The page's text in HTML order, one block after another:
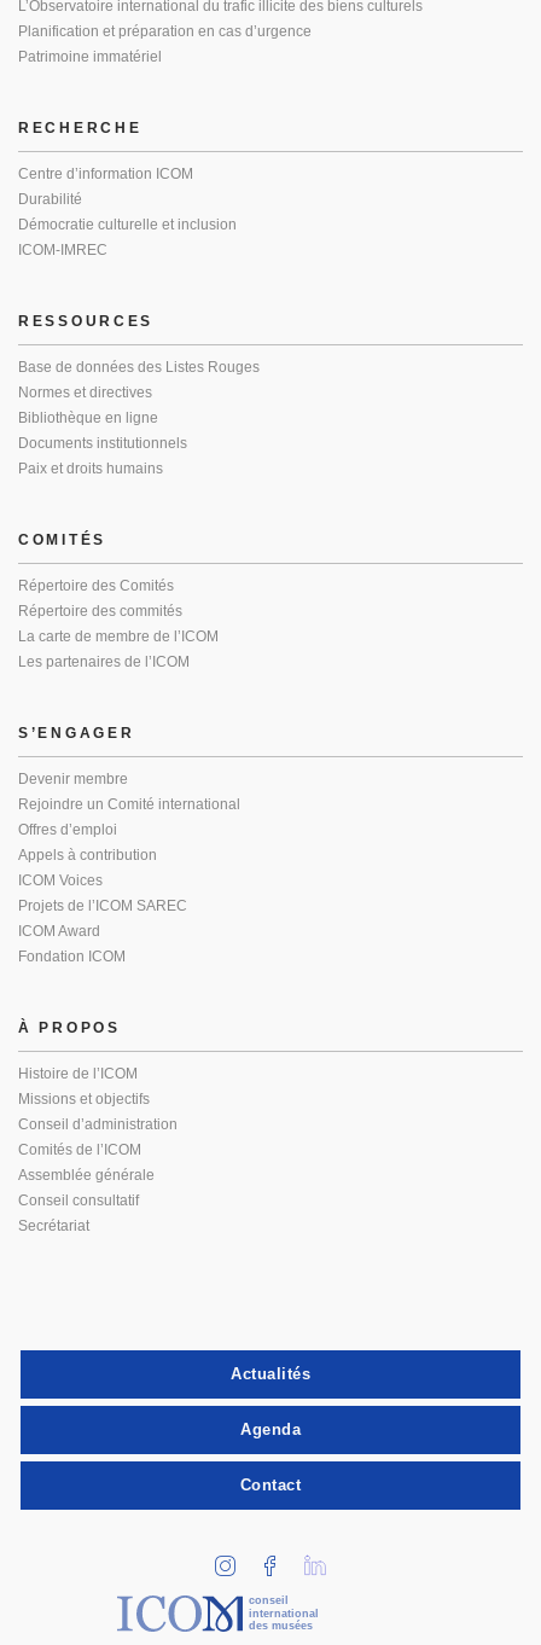
L’Observatoire international du trafic illicite des biens culturels
Planification et préparation en cas d’urgence
Patrimoine immatériel
RECHERCHE
Centre d’information ICOM
Durabilité
Démocratie culturelle et inclusion
ICOM-IMREC
RESSOURCES
Base de données des Listes Rouges
Normes et directives
Bibliothèque en ligne
Documents institutionnels
Paix et droits humains
COMITÉS
Répertoire des Comités
Répertoire des commités
La carte de membre de l’ICOM
Les partenaires de l’ICOM
S’ENGAGER
Devenir membre
Rejoindre un Comité international
Offres d’emploi
Appels à contribution
ICOM Voices
Projets de l’ICOM SAREC
ICOM Award
Fondation ICOM
À PROPOS
Histoire de l’ICOM
Missions et objectifs
Conseil d’administration
Comités de l’ICOM
Assemblée générale
Conseil consultatif
Secrétariat
Actualités
Agenda
Contact
conseil
international
des musées